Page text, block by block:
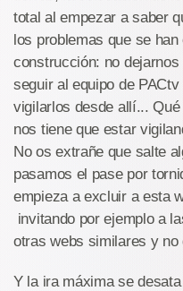
total al empezar a saber
los problemas que se
construcción: no
seguir al equipo de
vigilarlos desde allí...
nos tiene que estar
No os extrañe que salte
pasamos el pase por
empieza a excluir a esta
invitando por ejemplo a
otras webs similares y no
Y la ira máxima se